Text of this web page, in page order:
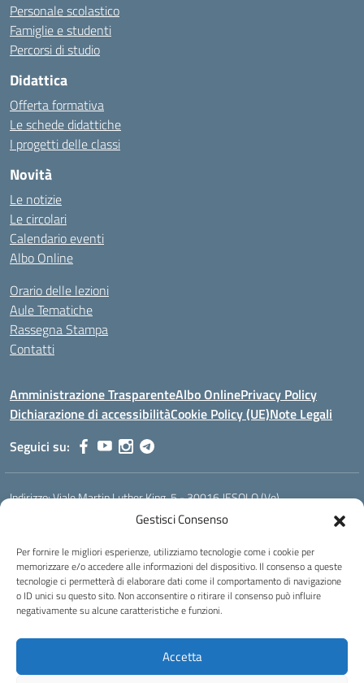
Gestisci Consenso
Per fornire le migliori esperienze, utilizziamo tecnologie come i cookie per
memorizzare e/o accedere alle informazioni del dispositivo. Il consenso a queste
tecnologie ci permetterà di elaborare dati come il comportamento di navigazione
o ID unici su questo sito. Non acconsentire o ritirare il consenso può influire
negativamente su alcune caratteristiche e funzioni.
Accetta
Personale scolastico
Famiglie e studenti
Percorsi di studio
Didattica
Offerta formativa
Le schede didattiche
I progetti delle classi
Novità
Le notizie
Le circolari
Calendario eventi
Albo Online
Orario delle lezioni
Aule Tematiche
Rassegna Stampa
Contatti
Amministrazione TrasparenteAlbo OnlinePrivacy Policy
Dichiarazione di accessibilitàCookie Policy (UE)Note Legali
Seguici su:
Indirizzo:Viale Martin Luther King, 5 - 30016 JESOLO (Ve)
Email:verh020008@istruzione.it
Codice fiscale: 93023530277
Codice meccanografico:VERH020008
Codice Indice delle Pubbliche Amministrazioni (IPA): istsc_verh020008
Codice unico di fatturazione (CUF): UFBI5A
Istituto professionale di Stato per l'enogastronomia e l'ospitalità
IPSEOA - ''Elena Cornaro"